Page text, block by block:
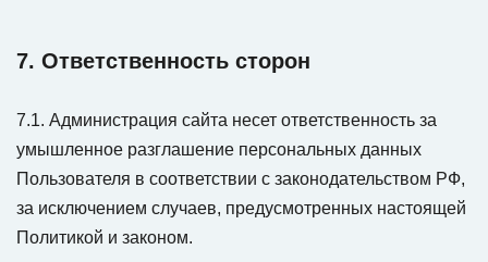
7. Ответственность сторон
7.1. Администрация сайта несет ответственность за
умышленное разглашение персональных данных
Пользователя в соответствии с законодательством РФ,
за исключением случаев, предусмотренных настоящей
Политикой и законом.